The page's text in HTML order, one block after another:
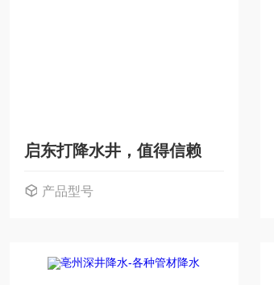
启东打降水井，值得信赖
产品型号